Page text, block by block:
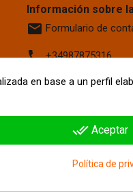
Información sobre
email Formulario de
phone+34987875316
location_on Calle La Fontanilla,
en base a un perfil
done_all Aceptar
Política de